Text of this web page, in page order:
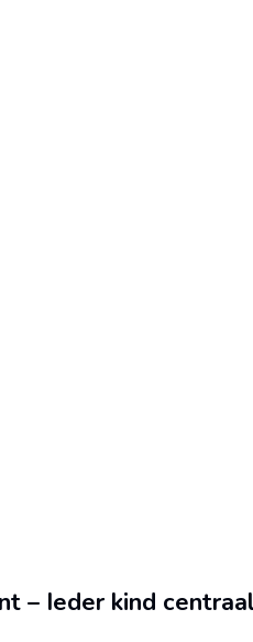
– Ieder kind